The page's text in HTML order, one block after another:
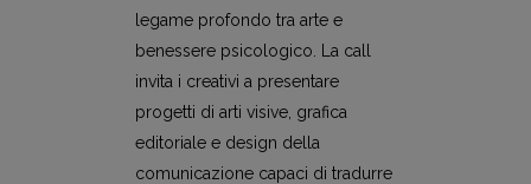
legame profondo tra arte e
benessere psicologico. La call
invita i creativi a presentare
progetti di arti visive, grafica
editoriale e design della
comunicazione capaci di tradurre